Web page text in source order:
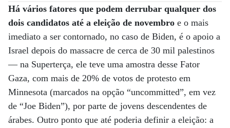
Há vários fatores que podem derrubar qualquer dos
dois candidatos até a eleição de novembro e o mais
imediato a ser contornado, no caso de Biden, é o apoio a
Israel depois do massacre de cerca de 30 mil palestinos
— na Superterça, ele teve uma amostra desse Fator
Gaza, com mais de 20% de votos de protesto em
Minnesota (marcados na opção “uncommitted”, em vez
de “Joe Biden”), por parte de jovens descendentes de
árabes. Outro ponto que até poderia definir a eleição: a